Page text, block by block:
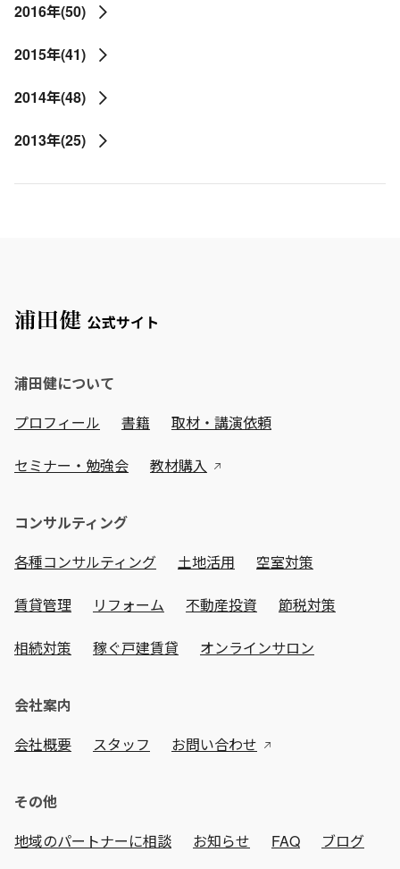
2016年(50)
2015年(41)
2014年(48)
2013年(25)
浦田健について
プロフィール
書籍 取材・講演依頼
セミナー・勉強会 教材購入
コンサルティング
各種コンサルティング
土地活用 空室対策
賃貸管理 リフォーム 不動産投資 節税対策
相続対策 稼ぐ戸建賃貸 オンラインサロン
会社案内
会社概要
スタッフ お問い合わせ
その他
地域のパートナーに相談
お知らせ FAQ ブログ